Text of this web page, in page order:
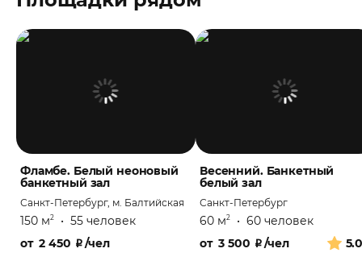
Фламбе. Белый неоновый
банкетный зал
Санкт-Петербург, м. Балтийская
150 м2 • 55 человек
от2 450 ₽/чел
Весенний. Банкетный
белый зал
Санкт-Петербург
60 м2 • 60 человек
от3 500 ₽/чел